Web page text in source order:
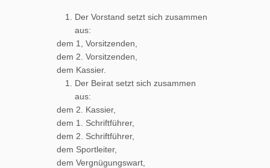
Der Vorstand setzt sich zusammen
aus:
dem 1, Vorsitzenden,
dem 2. Vorsitzenden,
dem Kassier.
Der Beirat setzt sich zusammen
aus:
dem 2. Kassier,
dem 1. Schriftführer,
dem 2. Schriftführer,
dem Sportleiter,
dem Vergnügungswart,